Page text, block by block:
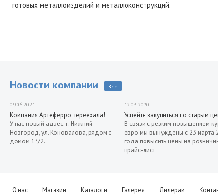
готовых металлоизделий и металлоконструкций.
Новости компании Все
09.06.2021
Компания Артеферро переехала!
У нас новый адрес: г. Нижний
Новгород, ул. Коновалова, рядом с
домом 17/2.
12.03.2020
Успейте закупиться по старым
В связи с резким повышением
евро мы вынуждены с 23 марта
года повысить цены на
прайс-лист
Уважаемые клиенты! Представляем
О нас Магазин Каталоги Галерея Дилерам